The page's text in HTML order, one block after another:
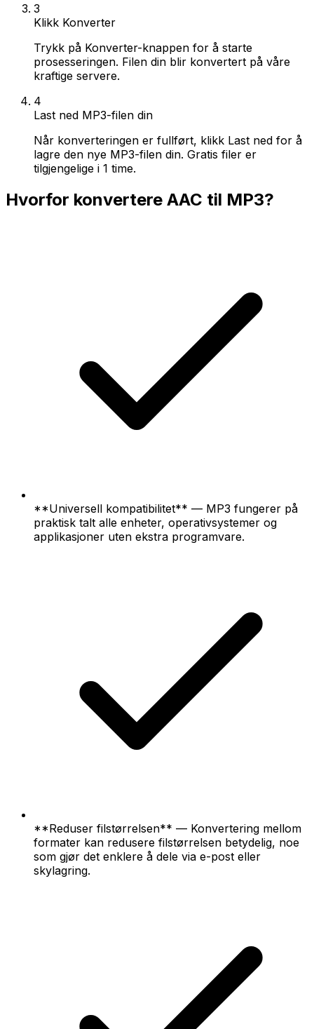
3
Klikk Konverter
Trykk på Konverter-knappen for å starte
prosesseringen. Filen din blir konvertert på våre
kraftige servere.
4
Last ned MP3-filen din
Når konverteringen er fullført, klikk Last ned for å
lagre den nye MP3-filen din. Gratis filer er
tilgjengelige i 1 time.
Hvorfor konvertere AAC til MP3?
**Universell kompatibilitet** — MP3 fungerer på
praktisk talt alle enheter, operativsystemer og
applikasjoner uten ekstra programvare.
**Reduser filstørrelsen** — Konvertering mellom
formater kan redusere filstørrelsen betydelig, noe
som gjør det enklere å dele via e-post eller
skylagring.